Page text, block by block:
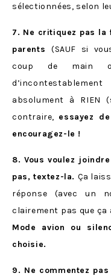
sélectionnées, selon
7. Ne critiquez pas la
parents (SAUF si
coup de main
absolument à RIEN
contraire, essayez
encouragez-le !
8. Vous voulez
pas, textez-la. Ça
réponse (avec un
clairement pas que ça
Mode avion ou
choisie.
9. Ne commentez